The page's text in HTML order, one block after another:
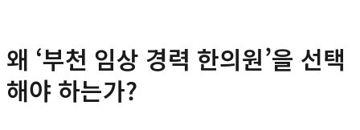
왜 ‘부천 임상 경력 한의원’을 선택
해야 하는가?